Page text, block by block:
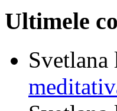
Ultimele
Svetlana